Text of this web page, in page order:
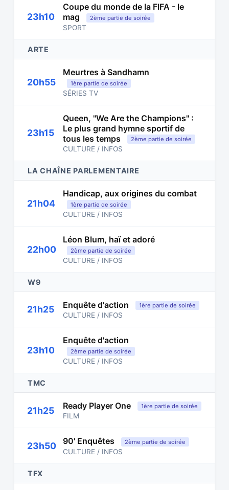
23h10
Coupe du monde de la FIFA - le
mag
2ème partie de soirée
SPORT
ARTE
20h55
Meurtres à Sandhamn
1ère partie de soirée
SÉRIES TV
23h15
Queen, "We Are the Champions" :
Le plus grand hymne sportif de
tous les temps
2ème partie de soirée
CULTURE / INFOS
LA CHAÎNE PARLEMENTAIRE
21h04
Handicap, aux origines du combat
1ère partie de soirée
CULTURE / INFOS
22h00
Léon Blum, haï et adoré
2ème partie de soirée
CULTURE / INFOS
W9
21h25 Enquête d'action 1ère partie de soirée
CULTURE / INFOS
23h10
Enquête d'action
2ème partie de soirée
CULTURE / INFOS
TMC
21h25 Ready Player One 1ère partie de soirée
FILM
23h50 90' Enquêtes 2ème partie de soirée
CULTURE / INFOS
TFX